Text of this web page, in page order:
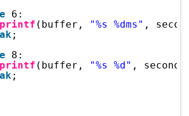
6:
(buffer, "%s %dms" ,
;
8:
(buffer, "%s %d" ,
;